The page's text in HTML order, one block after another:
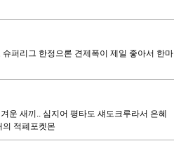
퍼리그 한정으론 견제폭이 제일 좋아서 한마
운 새끼.. 심지어 평타도 섀도크루라서 은혜
의 적폐포켓몬